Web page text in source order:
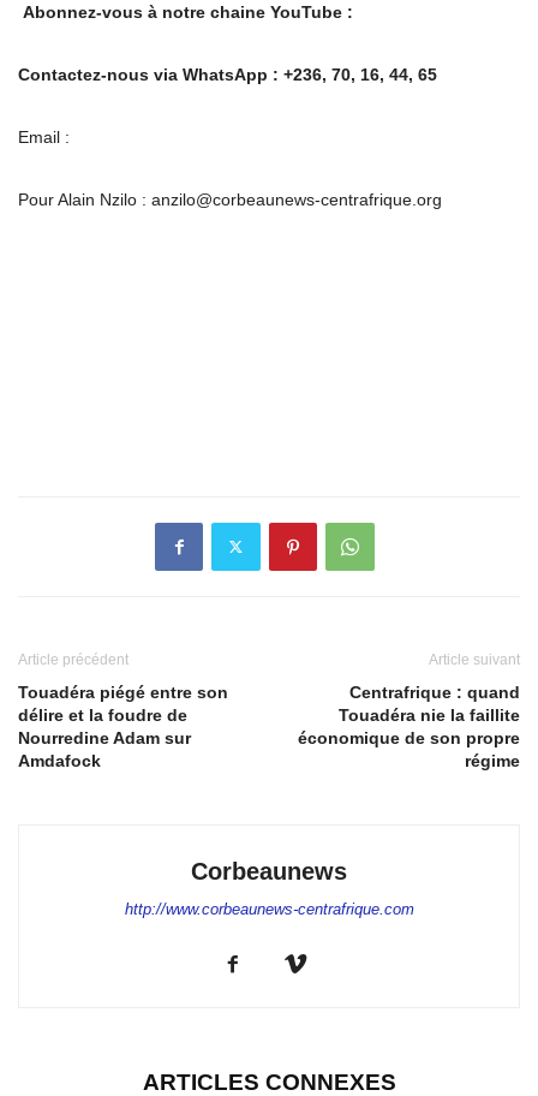
Abonnez-vous à notre chaine YouTube :
Contactez-nous via WhatsApp : +236, 70, 16, 44, 65
Email :
Pour Alain Nzilo : anzilo@corbeaunews-centrafrique.org
Article précédent
Touadéra piégé entre son
délire et la foudre de
Nourredine Adam sur
Amdafock
Article suivant
Centrafrique : quand
Touadéra nie la faillite
économique de son propre
régime
Corbeaunews
http://www.corbeaunews-centrafrique.com
ARTICLES CONNEXES